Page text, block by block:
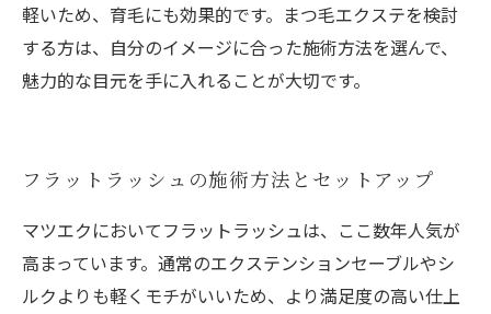
軽いため、育毛にも効果的です。まつ毛エクステを検討
する方は、自分のイメージに合った施術方法を選んで、
魅力的な目元を手に入れることが大切です。
フラットラッシュの施術方法とセットアップ
マツエクにおいてフラットラッシュは、ここ数年人気が
高まっています。通常のエクステンションセーブルやシ
ルクよりも軽くモチがいいため、より満足度の高い仕上